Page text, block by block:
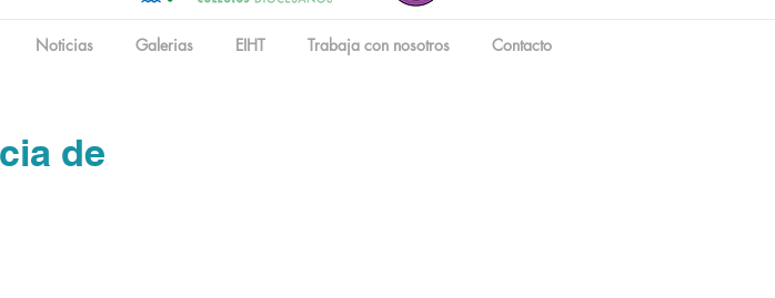
Noticias Galerias EIHT Trabaja con nosotros Contacto
de